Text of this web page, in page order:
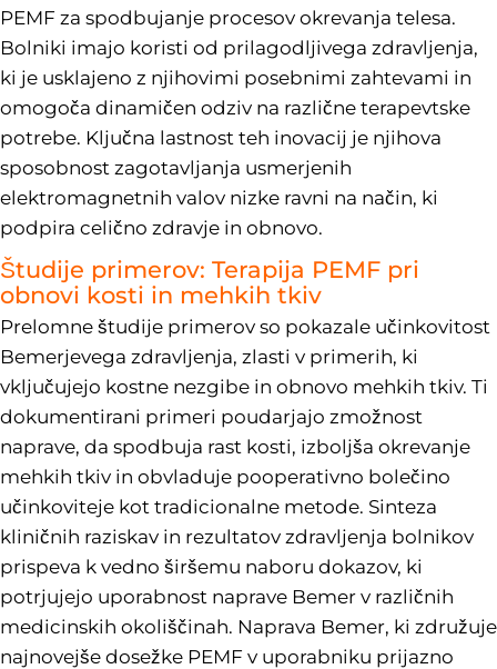
PEMF za spodbujanje procesov okrevanja telesa.
Bolniki imajo koristi od prilagodljivega zdravljenja,
ki je usklajeno z njihovimi posebnimi zahtevami in
omogoča dinamičen odziv na različne terapevtske
potrebe. Ključna lastnost teh inovacij je njihova
sposobnost zagotavljanja usmerjenih
elektromagnetnih valov nizke ravni na način, ki
podpira celično zdravje in obnovo.
Študije primerov: Terapija PEMF pri
obnovi kosti in mehkih tkiv
Prelomne študije primerov so pokazale učinkovitost
Bemerjevega zdravljenja, zlasti v primerih, ki
vključujejo kostne nezgibe in obnovo mehkih tkiv. Ti
dokumentirani primeri poudarjajo zmožnost
naprave, da spodbuja rast kosti, izboljša okrevanje
mehkih tkiv in obvladuje pooperativno bolečino
učinkoviteje kot tradicionalne metode. Sinteza
kliničnih raziskav in rezultatov zdravljenja bolnikov
prispeva k vedno širšemu naboru dokazov, ki
potrjujejo uporabnost naprave Bemer v različnih
medicinskih okoliščinah. Naprava Bemer, ki združuje
najnovejše dosežke PEMF v uporabniku prijazno